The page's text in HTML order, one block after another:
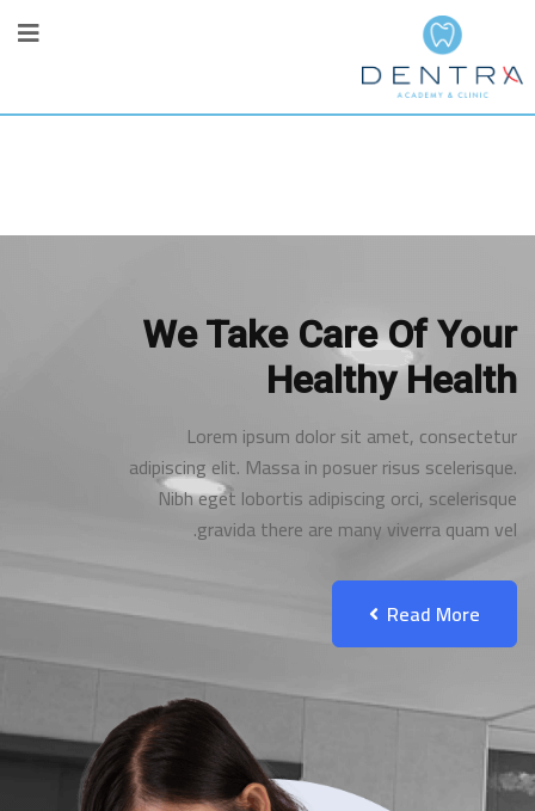
We Take Care Of Your
Healthy Health
Lorem ipsum dolor sit amet, consectetur
adipiscing elit. Massa in posuer risus scelerisque.
Nibh eget lobortis adipiscing orci, scelerisque
gravida there are many viverra quam vel.
Read More